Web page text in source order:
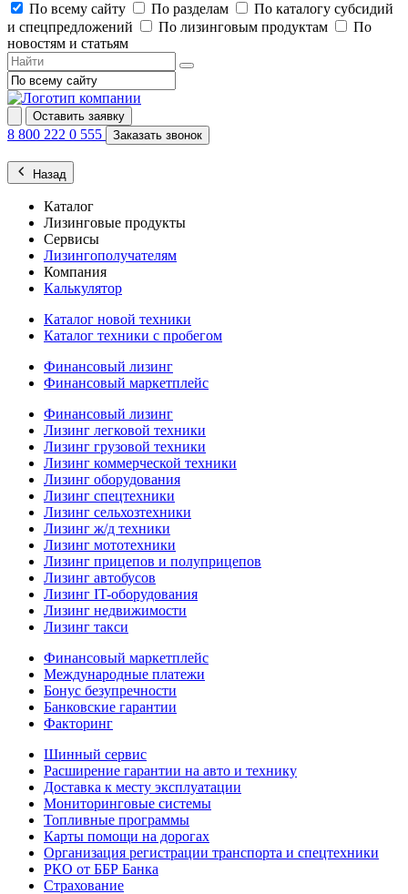
По всему сайту
По разделам
По каталогу субсидий
и спецпредложений
По лизинговым продуктам
По
новостям и статьям
Оставить заявку
8 800 222 0 555 Заказать звонок
Назад
Каталог
Лизинговые продукты
Сервисы
Лизингополучателям
Компания
Калькулятор
Каталог новой техники
Каталог техники с пробегом
Финансовый лизинг
Финансовый маркетплейс
Финансовый лизинг
Лизинг легковой техники
Лизинг грузовой техники
Лизинг коммерческой техники
Лизинг оборудования
Лизинг спецтехники
Лизинг сельхозтехники
Лизинг ж/д техники
Лизинг мототехники
Лизинг прицепов и полуприцепов
Лизинг автобусов
Лизинг IT-оборудования
Лизинг недвижимости
Лизинг такси
Финансовый маркетплейс
Международные платежи
Бонус безупречности
Банковские гарантии
Факторинг
Шинный сервис
Расширение гарантии на авто и технику
Доставка к месту эксплуатации
Мониторинговые системы
Топливные программы
Карты помощи на дорогах
Организация регистрации транспорта и спецтехники
РКО от ББР Банка
Страхование